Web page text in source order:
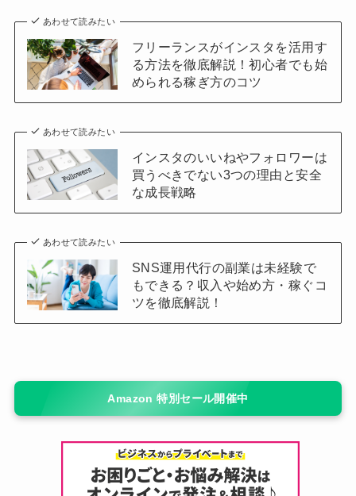
あわせて読みたい
フリーランスがインスタを活用す
る方法を徹底解説！初心者でも始
められる稼ぎ方のコツ
あわせて読みたい
インスタのいいねやフォロワーは
買うべきでない3つの理由と安全
な成長戦略
あわせて読みたい
SNS運用代行の副業は未経験で
もできる？収入や始め方・稼ぐコ
ツを徹底解説！
Amazon 特別セール開催中